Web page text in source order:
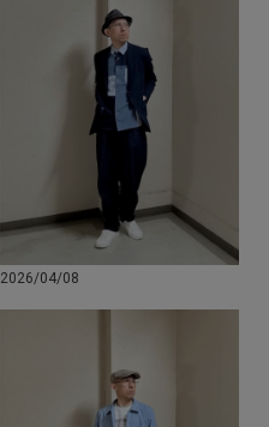
2026/04/08